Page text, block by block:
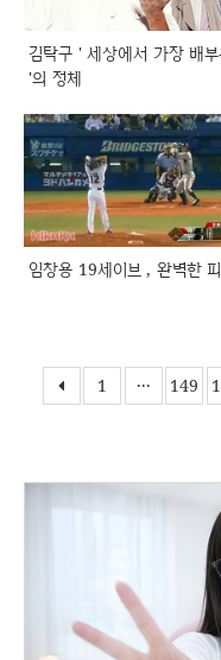
김탁구 ' 세상에서 가장 배
'의 정체
임창용 19세이브 , 완벽한
1 ··· 149